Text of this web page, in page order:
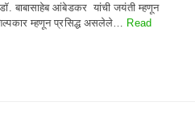
बाबासाहेब आंबेडकर यांची जयंती म्हणून
म्हणून प्रसिद्ध असलेले… Read